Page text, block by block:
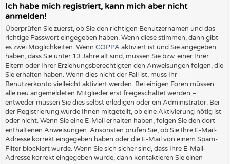
Ich habe mich registriert, kann mich aber nicht
anmelden!
Überprüfen Sie zuerst, ob Sie den richtigen Benutzernamen und das
richtige Passwort eingegeben haben. Wenn diese stimmen, dann gibt
es zwei Möglichkeiten. Wenn COPPA aktiviert ist und Sie angegeben
haben, dass Sie unter 13 Jahre alt sind, müssen Sie bzw. einer Ihrer
Eltern oder Ihrer Erziehungsberechtigten den Anweisungen folgen, die
Sie erhalten haben. Wenn dies nicht der Fall ist, muss Ihr
Benutzerkonto vielleicht aktiviert werden. Bei einigen Foren müssen
alle neu angemeldeten Mitglieder erst freigeschaltet werden –
entweder müssen Sie dies selbst erledigen oder ein Administrator. Bei
der Registrierung wurde Ihnen mitgeteilt, ob eine Aktivierung nötig ist
oder nicht. Wenn Sie eine E-Mail erhalten haben, folgen Sie den dort
enthaltenen Anweisungen. Ansonsten prüfen Sie, ob Sie Ihre E-Mail-
Adresse korrekt eingegeben haben oder die E-Mail von einem Spam-
Filter blockiert wurde. Wenn Sie sich sicher sind, dass Ihre E-Mail-
Adresse korrekt eingegeben wurde, dann kontaktieren Sie einen